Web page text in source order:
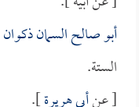
أبو صالح السمان ذكوان
الستة.